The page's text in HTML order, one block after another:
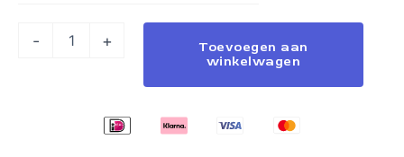
- +
Toevoegen aan
winkelwagen